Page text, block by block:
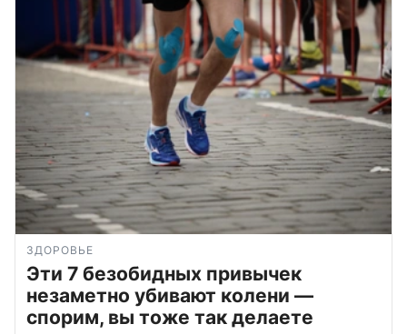
ЗДОРОВЬЕ
Эти 7 безобидных привычек
незаметно убивают колени —
спорим, вы тоже так делаете